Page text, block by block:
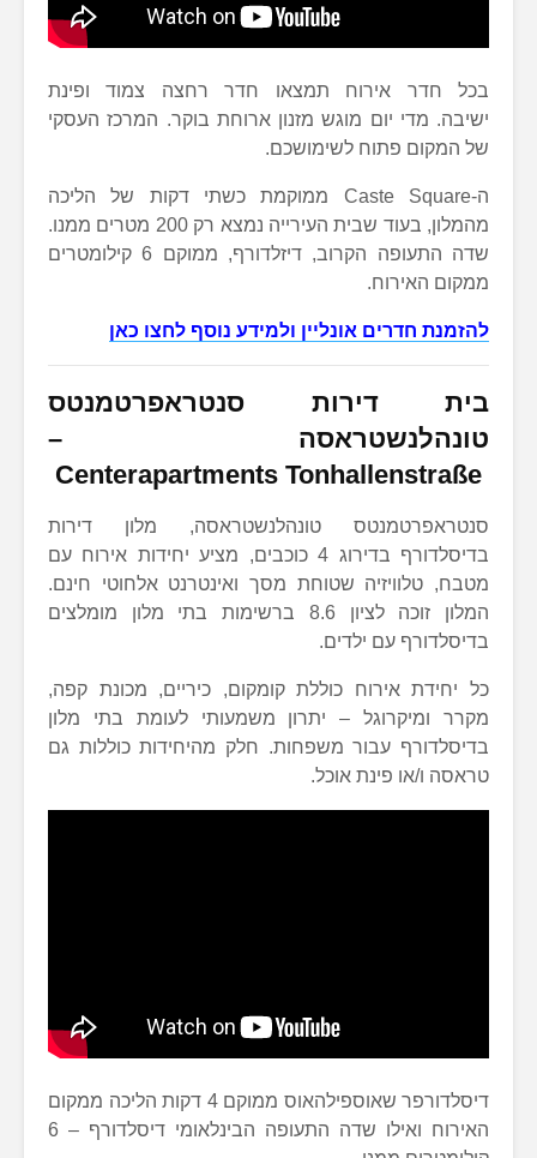
בכל חדר אירוח תמצאו חדר רחצה צמוד ופינת
ישיבה. מדי יום מוגש מזנון ארוחת בוקר. המרכז העסקי
של המקום פתוח לשימושכם.
ה-Caste Square ממוקמת כשתי דקות של הליכה
מהמלון, בעוד שבית העירייה נמצא רק 200 מטרים ממנו.
שדה התעופה הקרוב, דיזלדורף, ממוקם 6 קילומטרים
ממקום האירוח.
להזמנת חדרים אונליין ולמידע נוסף לחצו כאן
בית דירות סנטראפרטמנטס
טונהלנשטראסה –
סנטראפרטמנטס טונהלנשטראסה, מלון דירות
בדיסלדורף בדירוג 4 כוכבים, מציע יחידות אירוח עם
מטבח, טלוויזיה שטוחת מסך ואינטרנט אלחוטי חינם.
המלון זוכה לציון 8.6 ברשימות בתי מלון מומלצים
בדיסלדורף עם ילדים.
כל יחידת אירוח כוללת קומקום, כיריים, מכונת קפה,
מקרר ומיקרוגל – יתרון משמעותי לעומת בתי מלון
בדיסלדורף עבור משפחות. חלק מהיחידות כוללות גם
טראסה ו/או פינת אוכל.
דיסלדורפר שאוספילהאוס ממוקם 4 דקות הליכה ממקום
האירוח ואילו שדה התעופה הבינלאומי דיסלדורף – 6